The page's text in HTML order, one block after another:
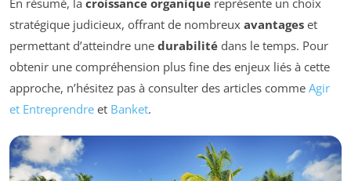
stratégique judicieux, offrant de nombreux avantages et
permettant d’atteindre une durabilité dans le temps. Pour
obtenir une compréhension plus fine des enjeux liés à cette
approche, n’hésitez pas à consulter des articles comme Agir
et Entreprendre et Banket.